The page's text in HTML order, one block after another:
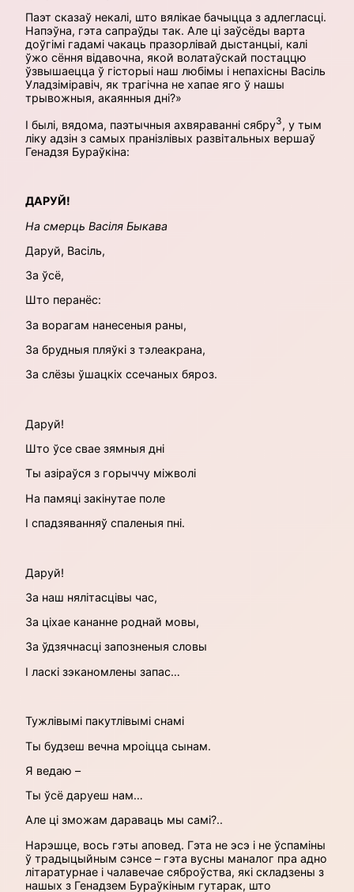
Паэт сказаў некалі, што вялікае бачыцца з адлегласці.
Напэўна, гэта сапраўды так. Але ці заўсёды варта
доўгімі гадамі чакаць празорлівай дыстанцыі, калі
ўжо сёння відавочна, якой волатаўскай постаццю
ўзвышаецца ў гісторыі наш любімы і непахісны Васіль
Уладзіміравіч, як трагічна не хапае яго ў нашы
трывожныя, акаянныя дні?»
І былі, вядома, паэтычныя ахвяраванні сябру3, у тым
ліку адзін з самых пранізлівых развітальных вершаў
Генадзя Бураўкіна:
ДАРУЙ!
На смерць Васіля Быкава
Даруй, Васіль,
За ўсё,
Што перанёс:
За ворагам нанесеныя раны,
За брудныя пляўкі з тэлеакрана,
За слёзы ўшацкіх ссечаных бяроз.
Даруй!
Што ўсе свае зямныя дні
Ты азіраўся з горыччу міжволі
На памяці закінутае поле
І спадзяванняў спаленыя пні.
Даруй!
За наш нялітасцівы час,
За ціхае кананне роднай мовы,
За ўдзячнасці запозненыя словы
І ласкі зэканомлены запас…
Тужлівымі пакутлівымі снамі
Ты будзеш вечна мроіцца сынам.
Я ведаю –
Ты ўсё даруеш нам…
Але ці зможам дараваць мы самі?..
Нарэшце, вось гэты аповед. Гэта не эсэ і не ўспаміны
ў традыцыйным сэнсе – гэта вусны маналог пра адно
літаратурнае і чалавечае сяброўства, які складзены з
нашых з Генадзем Бураўкіным гутарак, што